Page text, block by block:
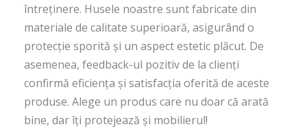
întreținere. Husele noastre sunt fabricate din
materiale de calitate superioară, asigurând o
protecție sporită și un aspect estetic plăcut. De
asemenea, feedback-ul pozitiv de la clienți
confirmă eficiența și satisfacția oferită de aceste
produse. Alege un produs care nu doar că arată
bine, dar îți protejează și mobilierul!